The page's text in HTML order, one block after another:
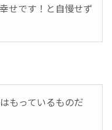
せです！と自慢せず
もっているものだ